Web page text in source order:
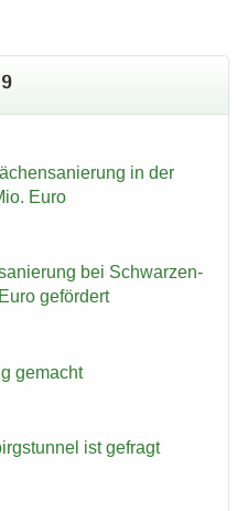
in der
Euro
bei Schwar­zen­
ge­för­dert
ge­macht
ist ge­fragt